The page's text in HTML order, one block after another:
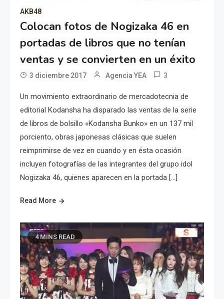
AKB48
Colocan fotos de Nogizaka 46 en
portadas de libros que no tenían
ventas y se convierten en un éxito
3 diciembre 2017 Agencia YEA 3
Un movimiento extraordinario de mercadotecnia de
editorial Kodansha ha disparado las ventas de la serie
de libros de bolsillo «Kodansha Bunko» en un 137 mil
porciento, obras japonesas clásicas que suelen
reimprimirse de vez en cuando y en ésta ocasión
incluyen fotografías de las integrantes del grupo idol
Nogizaka 46, quienes aparecen en la portada […]
Read More
4 MINS READ